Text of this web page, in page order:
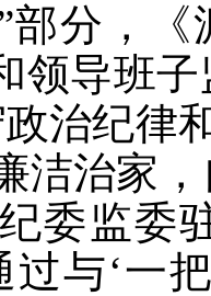
部分，
领导班
治纪律
洁治家
委监委
过与‘一